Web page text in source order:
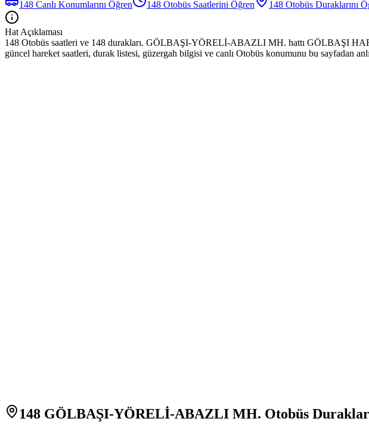
148 Canlı Konumlarını Öğren 148 Otobüs Saatlerini Öğren 148 Otobüs Duraklarını
Hat Açıklaması
148 Otobüs saatleri ve 148 durakları. GÖLBAŞI-YÖRELİ-ABAZLI MH. hattı GÖLBAŞI
güncel hareket saatleri, durak listesi, güzergah bilgisi ve canlı Otobüs konumunu bu sayfadan
148 GÖLBAŞI-YÖRELİ-ABAZLI MH. Otobüs